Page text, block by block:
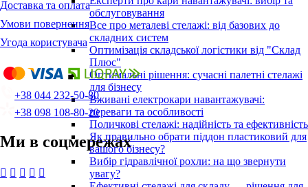
обслуговування
Все про металеві стелажі: від базових до
складних систем
Оптимізація складської логістики від "Склад
Плюс"
Оптимальні рішення: сучасні палетні стелажі
для бізнесу
Вживані електрокари навантажувачі:
переваги та особливості
Поличкові стелажі: надійність та ефективність
Як правильно обрати піддон пластиковий для
вашого бізнесу?
Вибір гідравлічної рохли: на що звернути
увагу?
Доставка та оплата
Умови повернення
Угода користувача
+38 044 232-50-80
+38 098 108-80-20
Ми в соцмережах
    